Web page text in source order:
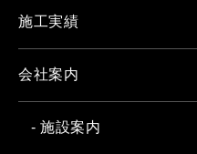
施工実績
会社案内
- 施設案内